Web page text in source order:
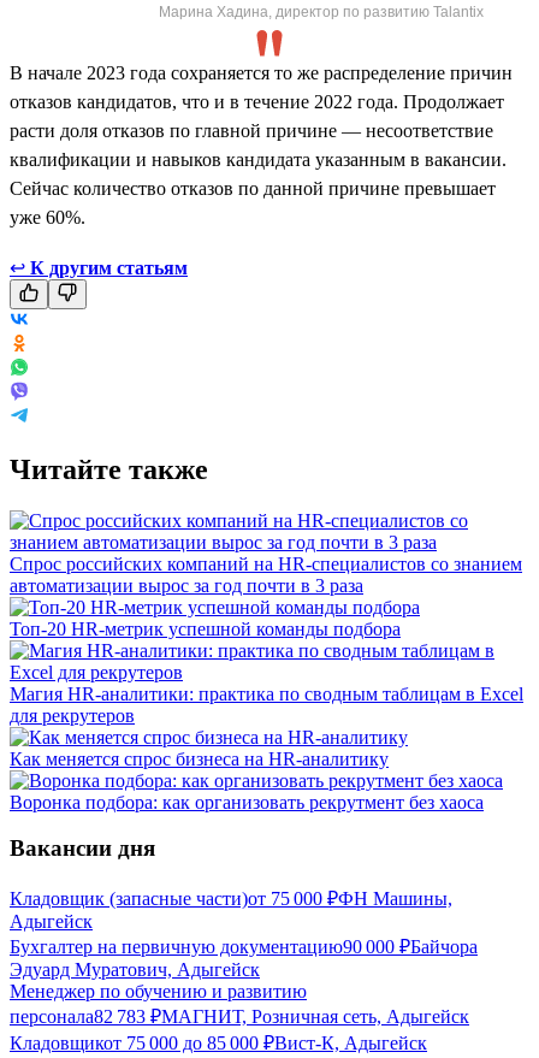
Марина Хадина, директор по развитию Talantix
В начале 2023 года сохраняется то же распределение причин
отказов кандидатов, что и в течение 2022 года. Продолжает
расти доля отказов по главной причине — несоответствие
квалификации и навыков кандидата указанным в вакансии.
Сейчас количество отказов по данной причине превышает
уже 60%.
↩ К другим статьям
Читайте также
Спрос российских компаний на HR-специалистов со знанием
автоматизации вырос за год почти в 3 раза
Топ-20 HR-метрик успешной команды подбора
Магия HR-аналитики: практика по сводным таблицам в Excel
для рекрутеров
Как меняется спрос бизнеса на HR-аналитику
Воронка подбора: как организовать рекрутмент без хаоса
Вакансии дня
Кладовщик (запасные части)от 75 000 ₽ФН Машины,
Адыгейск
Бухгалтер на первичную документацию90 000 ₽Байчора
Эдуард Муратович, Адыгейск
Менеджер по обучению и развитию
персонала82 783 ₽МАГНИТ, Розничная сеть, Адыгейск
Кладовщикот 75 000 до 85 000 ₽Вист-К, Адыгейск